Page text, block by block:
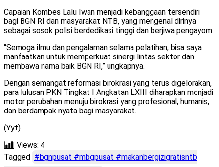
Capaian Kombes Lalu Iwan menjadi kebanggaan tersendiri
bagi BGN RI dan masyarakat NTB, yang mengenal dirinya
sebagai sosok polisi berdedikasi tinggi dan berjiwa pengayom.
“Semoga ilmu dan pengalaman selama pelatihan, bisa saya
manfaatkan untuk memperkuat sinergi lintas sektor dan
membawa nama baik BGN RI,” ungkapnya.
Dengan semangat reformasi birokrasi yang terus digelorakan,
para lulusan PKN Tingkat I Angkatan LXIII diharapkan menjadi
motor perubahan menuju birokrasi yang profesional, humanis,
dan berdampak nyata bagi masyarakat.
(Yyt)
Views: 4
Tagged #bgnpusat #mbgpusat #makanbergizigratisntb